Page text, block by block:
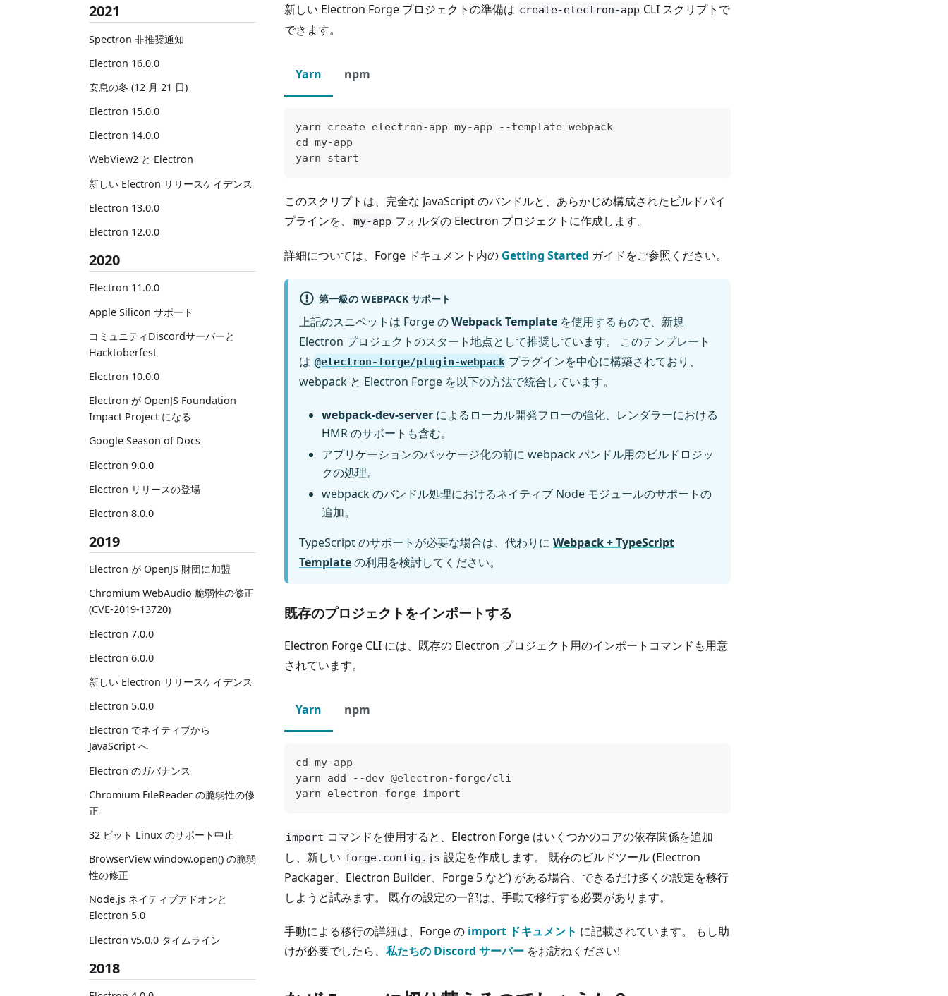
2021
Spectron 非推奨通知
Electron 16.0.0
安息の冬 (12 月 21 日)
Electron 15.0.0
Electron 14.0.0
WebView2 と Electron
新しい Electron リリースケイデンス
Electron 13.0.0
Electron 12.0.0
2020
Electron 11.0.0
Apple Silicon サポート
コミュニティDiscordサーバーと
Hacktoberfest
Electron 10.0.0
Electron が OpenJS Foundation
Impact Project になる
Google Season of Docs
Electron 9.0.0
Electron リリースの登場
Electron 8.0.0
2019
Electron が OpenJS 財団に加盟
Chromium WebAudio 脆弱性の修正
(CVE-2019-13720)
Electron 7.0.0
Electron 6.0.0
新しい Electron リリースケイデンス
Electron 5.0.0
Electron でネイティブから
JavaScript へ
Electron のガバナンス
Chromium FileReader の脆弱性の修
正
32 ビット Linux のサポート中止
BrowserView window.open() の脆弱
性の修正
Node.js ネイティブアドオンと
Electron 5.0
Electron v5.0.0 タイムライン
2018
新しい Electron Forge プロジェクトの準備は create-electron-app CLI スクリプトで
できます。
Yarn npm
yarn create electron-app my-app --template=webpack
cd my-app
yarn start
このスクリプトは、完全な JavaScript のバンドルと、あらかじめ構成されたビルドパイ
プラインを、
my-app フォルダの Electron プロジェクトに作成します。
詳細については、Forge ドキュメント内の Getting Started ガイドをご参照ください。
第一級の WEBPACK サポート
上記のスニペットは Forge のWebpack Template を使用するもので、新規
Electron プロジェクトのスタート地点として推奨しています。 このテンプレート
は @electron-forge/plugin-webpack プラグインを中心に構築されており、
webpack と Electron Forge を以下の方法で統合しています。
webpack-dev-server によるローカル開発フローの強化、レンダラーにおける
HMR のサポートも含む。
アプリケーションのパッケージ化の前に webpack バンドル用のビルドロジッ
クの処理。
webpack のバンドル処理におけるネイティブ Node モジュールのサポートの
追加。
TypeScript のサポートが必要な場合は、代わりに Webpack + TypeScript
Templateの利用を検討してください。
既存のプロジェクトをインポートする
Electron Forge CLI には、既存の Electron プロジェクト用のインポートコマンドも用意
されています。
Yarn npm
cd my-app
yarn add --dev @electron-forge/cli
yarn electron-forge import
import コマンドを使用すると、Electron Forge はいくつかのコアの依存関係を追加
し、新しい forge.config.js 設定を作成します。 既存のビルドツール (Electron
Packager、Electron Builder、Forge 5 など) がある場合、できるだけ多くの設定を移行
しようと試みます。 既存の設定の一部は、手動で移行する必要があります。
手動による移行の詳細は、Forge の import ドキュメント に記載されています。 もし助
けが必要でしたら、 私たちの Discord サーバー をお訪ねください!